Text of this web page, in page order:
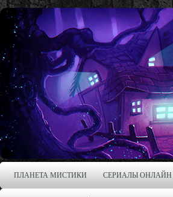
ПЛАНЕТА МИСТИКИ СЕРИАЛЫ ОНЛАЙН